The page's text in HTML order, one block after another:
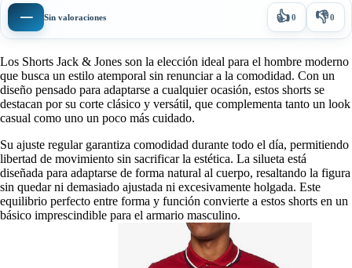
— Sin valoraciones 👍0 👎0
Los Shorts Jack & Jones son la elección ideal para el hombre moderno
que busca un estilo atemporal sin renunciar a la comodidad. Con un
diseño pensado para adaptarse a cualquier ocasión, estos shorts se
destacan por su corte clásico y versátil, que complementa tanto un look
casual como uno un poco más cuidado.
Su ajuste regular garantiza comodidad durante todo el día, permitiendo
libertad de movimiento sin sacrificar la estética. La silueta está
diseñada para adaptarse de forma natural al cuerpo, resaltando la figura
sin quedar ni demasiado ajustada ni excesivamente holgada. Este
equilibrio perfecto entre forma y función convierte a estos shorts en un
básico imprescindible para el armario masculino.